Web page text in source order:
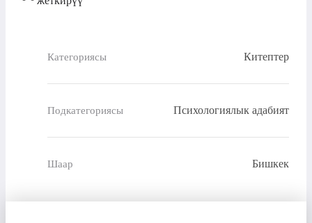
Категориясы Китептер
Подкатегориясы Психологиялык адабият
Шаар Бишкек